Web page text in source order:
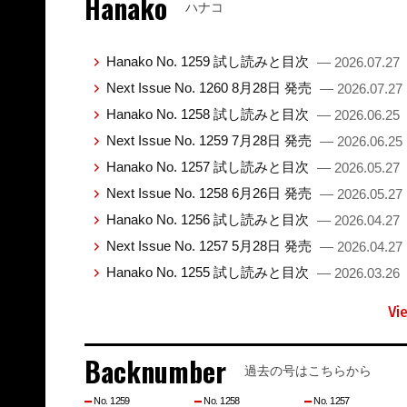
ハナコ
Hanako No. 1259 試し読みと目次 — 2026.07.27
Next Issue No. 1260 8月28日 発売 — 2026.07.27
Hanako No. 1258 試し読みと目次 — 2026.06.25
Next Issue No. 1259 7月28日 発売 — 2026.06.25
Hanako No. 1257 試し読みと目次 — 2026.05.27
Next Issue No. 1258 6月26日 発売 — 2026.05.27
Hanako No. 1256 試し読みと目次 — 2026.04.27
Next Issue No. 1257 5月28日 発売 — 2026.04.27
Hanako No. 1255 試し読みと目次 — 2026.03.26
Backnumber 過去の号はこちらから
No. 1259 No. 1258 No. 1257